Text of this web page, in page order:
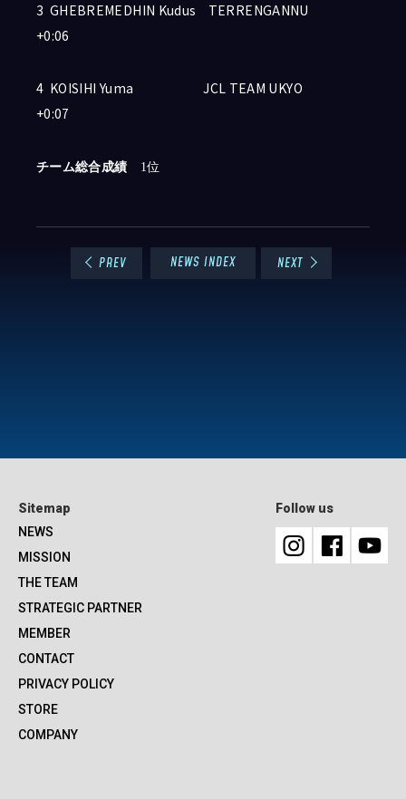
3 GHEBREMEDHIN Kudus TERRENGANNU
+0:06
4 KOISIHI Yuma JCL TEAM UKYO
+0:07
チーム総合成績 1位
PREV NEWS INDEX NEXT
Sitemap
NEWS
MISSION
THE TEAM
STRATEGIC PARTNER
MEMBER
CONTACT
PRIVACY POLICY
STORE
COMPANY
Follow us